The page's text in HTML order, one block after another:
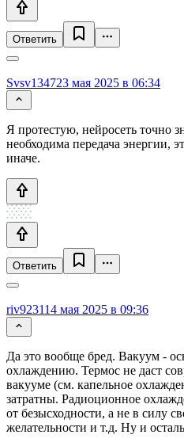
Ответить
Svsv134723 мая 2025 в 06:34
Я протестую, нейросеть точно
необходима передача энергии,
иначе.
Ответить
riv923114 мая 2025 в 09:36
Да это вообще бред. Вакуум -
охлаждению. Термос не даст
вакууме (см. капельное
затратны. Радиоционное
от безысходности, а не в силу
желательности и т.д. Ну и